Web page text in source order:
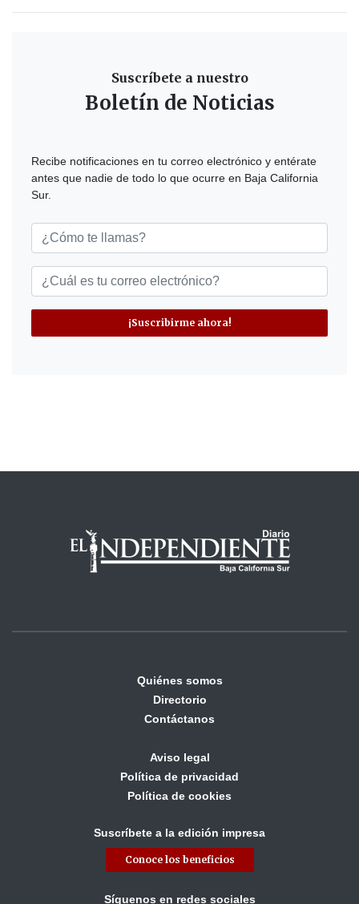
Suscríbete a nuestro
Boletín de Noticias
Recibe notificaciones en tu correo electrónico y entérate
antes que nadie de todo lo que ocurre en Baja California
Sur.
¡Suscribirme ahora!
Quiénes somos
Directorio
Contáctanos
Aviso legal
Política de privacidad
Política de cookies
Suscríbete a la edición impresa
Conoce los beneficios
Síguenos en redes sociales